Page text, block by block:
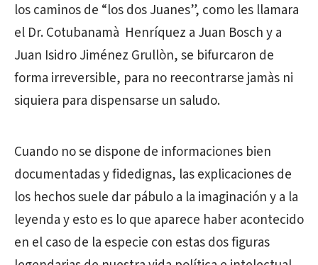
los caminos de “los dos Juanes”, como les llamara
el Dr. Cotubanamà Henríquez a Juan Bosch y a
Juan Isidro Jiménez Grullòn, se bifurcaron de
forma irreversible, para no reecontrarse jamàs ni
siquiera para dispensarse un saludo.
Cuando no se dispone de informaciones bien
documentadas y fidedignas, las explicaciones de
los hechos suele dar pábulo a la imaginación y a la
leyenda y esto es lo que aparece haber acontecido
en el caso de la especie con estas dos figuras